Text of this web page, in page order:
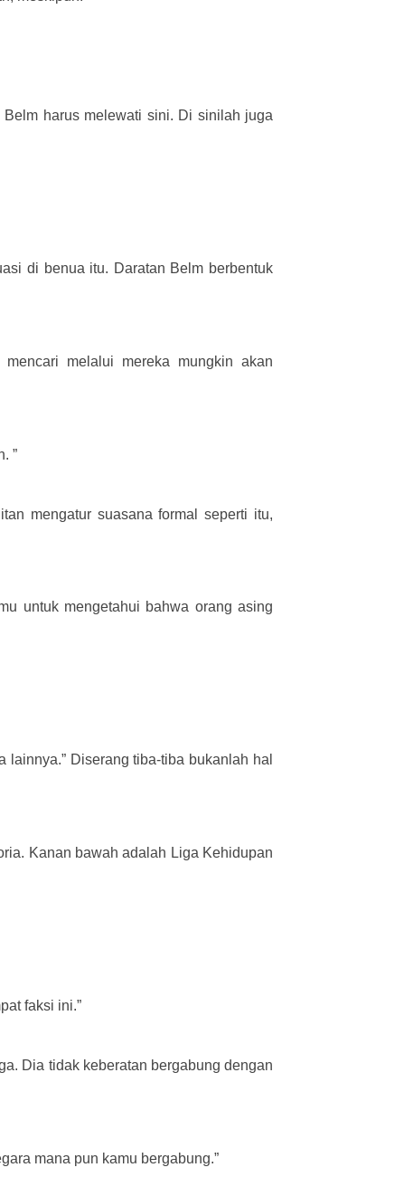
harus melewati sini. Di sinilah juga
di benua itu. Daratan Belm berbentuk
melalui mereka mungkin akan
”
mengatur suasana formal seperti itu,
untuk mengetahui bahwa orang asing
lainnya.” Diserang tiba-tiba bukanlah hal
Kanan bawah adalah Liga Kehidupan
faksi ini.”
Dia tidak keberatan bergabung dengan
mana pun kamu bergabung.”